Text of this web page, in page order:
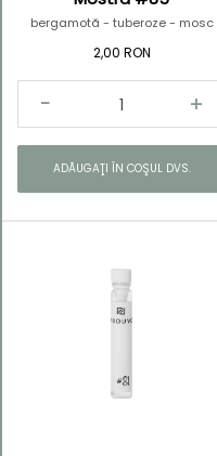
bergamotă - tuberoze - mosc
2,00 RON
ADĂUGAŢI ÎN COŞUL DVS.